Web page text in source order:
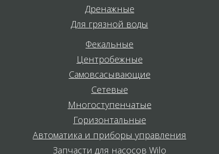
Дренажные
Для грязной воды
Фекальные
Центробежные
Самовсасывающие
Сетевые
Многоступенчатые
Горизонтальные
Автоматика и приборы управления
Запчасти для насосов Wilo